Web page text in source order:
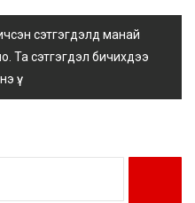
сэтгэгдэлд манай
Та сэтгэгдэл бичихдээ
үү.